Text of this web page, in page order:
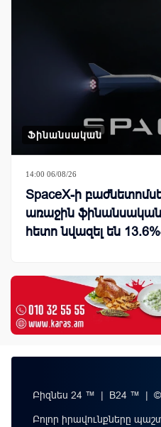
Ֆինանսական
14:00 06/08/26
SpaceX-ի
առաջին ֆինանսական
հետո նվազել են
Բիզնես 24 ™ | B24 ™ | ©
Բոլոր իրավունքները